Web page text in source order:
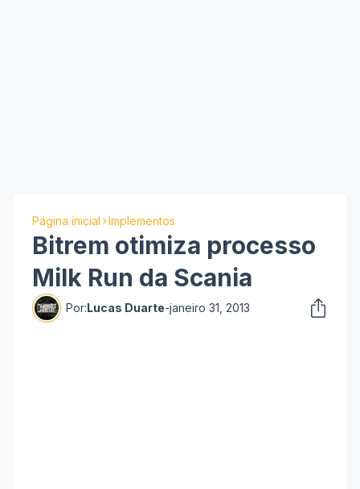
Página inicial Implementos
Bitrem otimiza processo
Milk Run da Scania
Por:Lucas Duarte-janeiro 31, 2013